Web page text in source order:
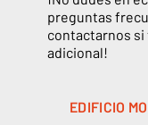
preguntas
contactarnos
adicional!
EDIFICIO